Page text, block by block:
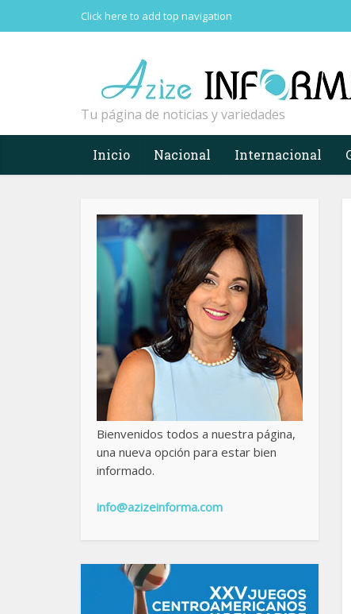
Click here to add top navigation
Tu página de noticias y variedades
Inicio Nacional Internacional
Bienvenidos todos a nuestra página,
una nueva opción para estar bien
informado.
info@azizeinforma.com